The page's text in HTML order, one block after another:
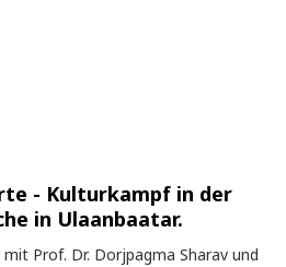
- Kulturkampf in der
in Ulaanbaatar.
Prof. Dr. Dorjpagma Sharav und